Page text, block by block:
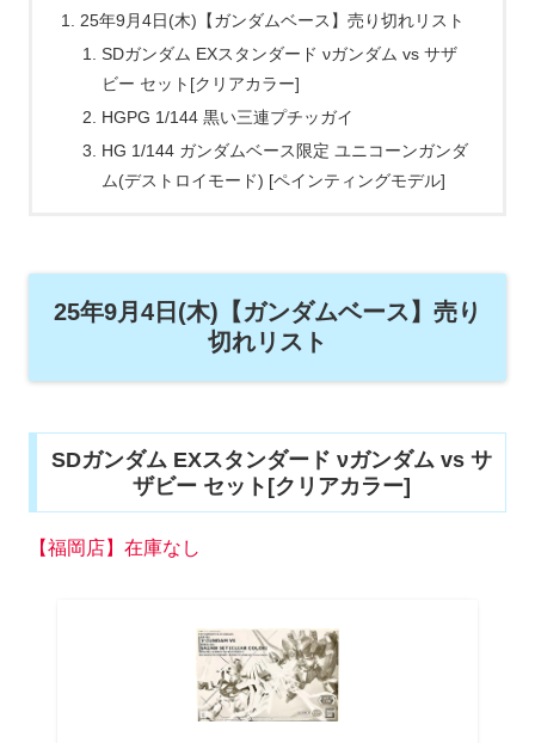
25年9月4日(木)【ガンダムベース】売り切れリスト
SDガンダム EXスタンダード νガンダム vs サザ
ビー セット[クリアカラー]
HGPG 1/144 黒い三連プチッガイ
HG 1/144 ガンダムベース限定 ユニコーンガンダ
ム(デストロイモード) [ペインティングモデル]
25年9月4日(木)【ガンダムベース】売り
切れリスト
SDガンダム EXスタンダード νガンダム vs サ
ザビー セット[クリアカラー]
【福岡店】在庫なし